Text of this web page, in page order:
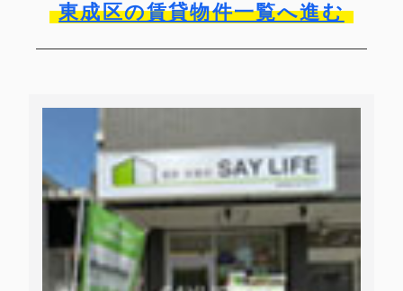
東成区の賃貸物件一覧へ進む